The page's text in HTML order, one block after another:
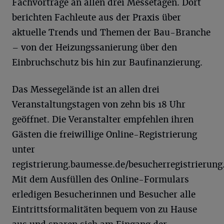
Fachvorträge an allen drei Messetagen. Dort
berichten Fachleute aus der Praxis über
aktuelle Trends und Themen der Bau-Branche
– von der Heizungssanierung über den
Einbruchschutz bis hin zur Baufinanzierung.
Das Messegelände ist an allen drei
Veranstaltungstagen von zehn bis 18 Uhr
geöffnet. Die Veranstalter empfehlen ihren
Gästen die freiwillige Online-Registrierung
unter
registrierung.baumesse.de/
Mit dem Ausfüllen des Online-Formulars
erledigen Besucherinnen und Besucher alle
Eintrittsformalitäten bequem von zu Hause